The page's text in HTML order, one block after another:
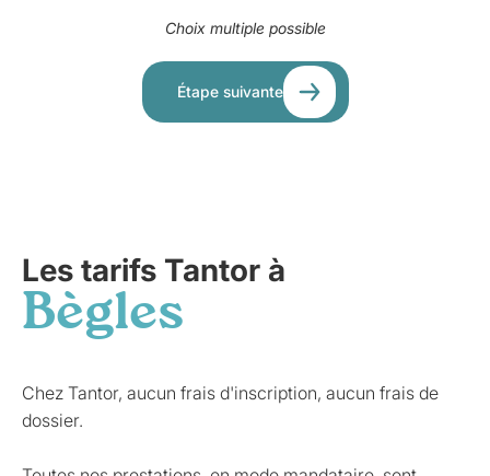
Choix multiple possible
Étape suivante
Les tarifs Tantor à
Bègles
Chez Tantor, aucun frais d'inscription, aucun frais de
dossier.